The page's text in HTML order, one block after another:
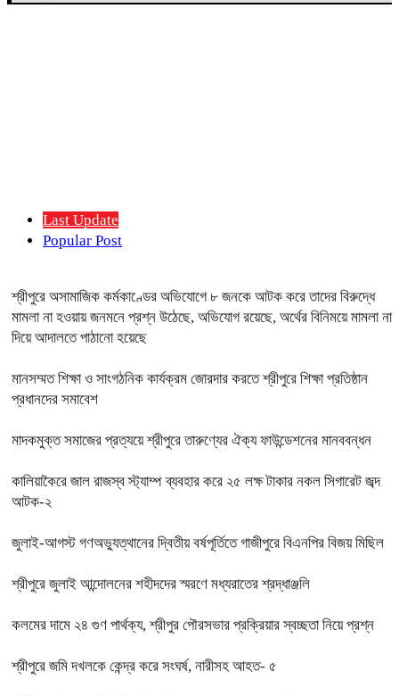
Last Update
Popular Post
শ্রীপুরে অসামাজিক কর্মকাণ্ডের অভিযোগে ৮ জনকে আটক করে তাদের বিরুদ্ধে
মামলা না হওয়ায় জনমনে প্রশ্ন উঠেছে, অভিযোগ রয়েছে, অর্থের বিনিময়ে মামলা না
দিয়ে আদালতে পাঠানো হয়েছে
মানসম্মত শিক্ষা ও সাংগঠনিক কার্যক্রম জোরদার করতে শ্রীপুরে শিক্ষা প্রতিষ্ঠান
প্রধানদের সমাবেশ
মাদকমুক্ত সমাজের প্রত্যয়ে শ্রীপুরে তারুণ্যের ঐক্য ফাউন্ডেশনের মানববন্ধন
কালিয়াকৈরে জাল রাজস্ব স্ট্যাম্প ব্যবহার করে ২৫ লক্ষ টাকার নকল সিগারেট জব্দ
আটক-২
জুলাই-আগস্ট গণঅভ্যুত্থানের দ্বিতীয় বর্ষপূর্তিতে গাজীপুরে বিএনপির বিজয় মিছিল
শ্রীপুরে জুলাই আন্দোলনের শহীদদের স্মরণে মধ্যরাতের শ্রদ্ধাঞ্জলি
কলমের দামে ২৪ গুণ পার্থক্য, শ্রীপুর পৌরসভার প্রক্রিয়ার স্বচ্ছতা নিয়ে প্রশ্ন
শ্রীপুরে জমি দখলকে কেন্দ্র করে সংঘর্ষ, নারীসহ আহত- ৫